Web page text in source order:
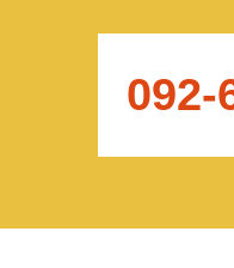
092-